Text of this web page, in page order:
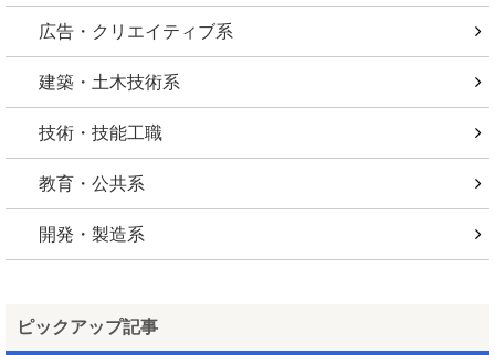
広告・クリエイティブ系
建築・土木技術系
技術・技能工職
教育・公共系
開発・製造系
ピックアップ記事